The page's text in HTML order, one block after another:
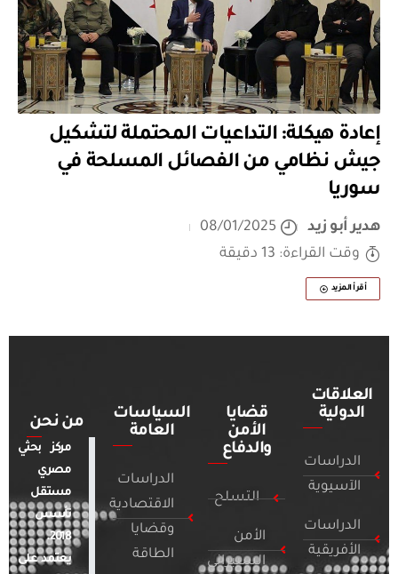
إعادة هيكلة: التداعيات المحتملة لتشكيل
جيش نظامي من الفصائل المسلحة في
سوريا
هدير أبو زيد
08/01/2025
وقت القراءة: 13 دقيقة
أقرأ المزيد
العلاقات
الدولية
الدراسات
الآسيوية
الدراسات
الأفريقية
قضايا
الأمن
والدفاع
التسلح
الأمن
السيبراني
السياسات
العامة
الدراسات
الاقتصادية
وقضايا
الطاقة
من نحن
مركز بحثي
مصري
مستقل
تأسس
2018.
يعتمد على